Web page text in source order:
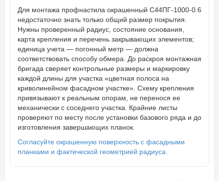
Для монтажа профнастила окрашенный С44ПГ-1000-0.6
недостаточно знать только общий размер покрытия.
Нужны проверенный радиус, состояние основания,
карта крепления и перечень закрывающих элементов;
единица учета — погонный метр — должна
соответствовать способу обмера. До раскроя монтажная
бригада сверяет контрольные размеры и маркировку
каждой длины для участка «цветная полоса на
криволинейном фасадном участке». Схему крепления
привязывают к реальным опорам, не перенося ее
механически с соседнего участка. Крайние листы
проверяют по месту после установки базового ряда и до
изготовления завершающих планок.
Согласуйте окрашенную поверхность с фасадными
планками и фактической геометрией радиуса.